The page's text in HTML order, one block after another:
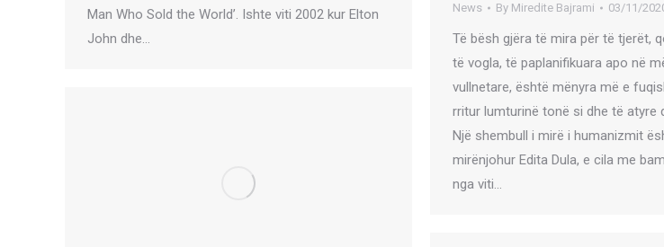
Man Who Sold the World’. Ishte viti 2002 kur Elton
John dhe…
News By Miredite Bajrami 03/11/
Të bësh gjëra të mira për të tjerët,
të vogla, të paplanifikuara apo në
vullnetare, është mënyra më e
rritur lumturinë tonë si dhe të atyre
Një shembull i mirë i humanizmit
mirënjohur Edita Dula, e cila me
nga viti…